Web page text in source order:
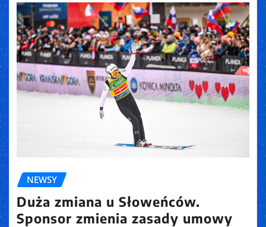
NEWSY
Duża zmiana u Słoweńców.
Sponsor zmienia zasady umowy